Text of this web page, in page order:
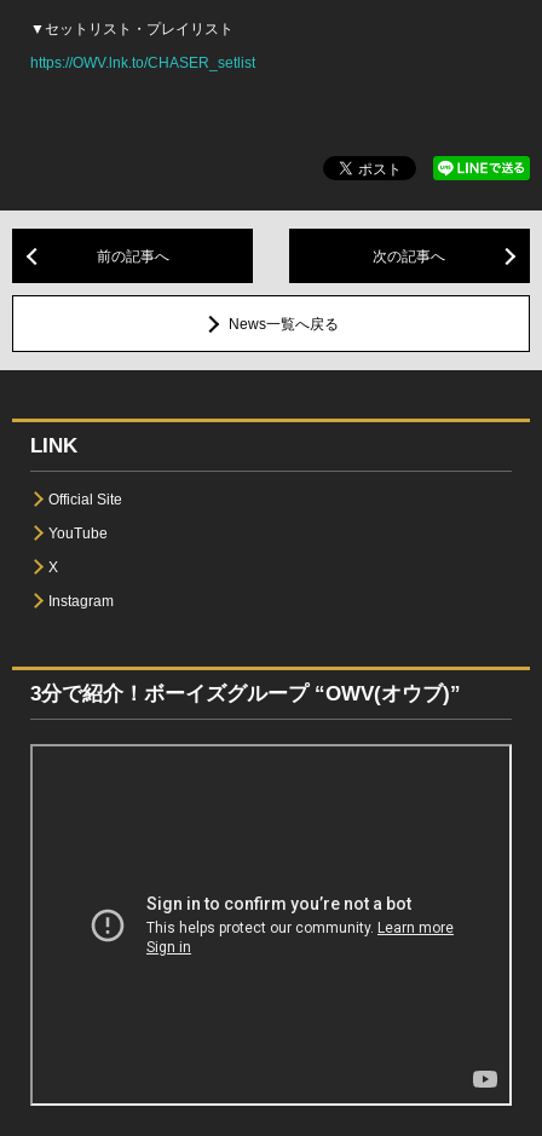
▼セットリスト・プレイリスト
https://OWV.lnk.to/CHASER_setlist
前の記事へ 次の記事へ
News一覧へ戻る
LINK
Official Site
YouTube
X
Instagram
3分で紹介！ボーイズグループ “OWV(オウブ)”